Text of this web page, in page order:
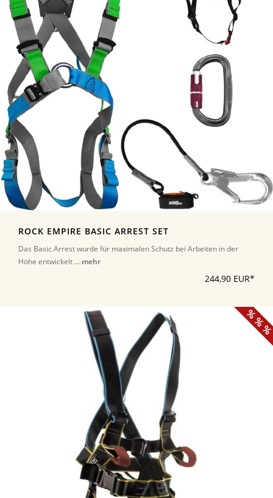
ROCK EMPIRE BASIC ARREST SET
Das Basic Arrest wurde für maximalen Schutz bei Arbeiten in der
Höhe entwickelt ... mehr
244,90 EUR*